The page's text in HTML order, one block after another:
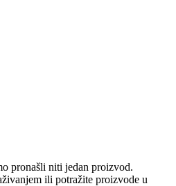
pronašli niti jedan proizvod.
ili potražite proizvode u